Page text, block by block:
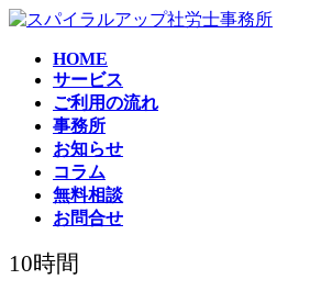
コ
ナ
HOME
サービス
ご利用の流れ
事務所
お知らせ
コラム
無料相談
お問合せ
10時間